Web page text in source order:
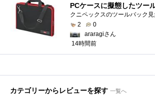
PCケースに擬態したツー
2
0
araragiさん
14時間前
カテゴリーからレビューを探す 一覧へ